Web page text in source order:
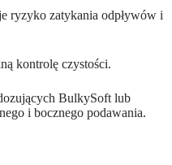
ryzyko zatykania odpływów i
kontrolę czystości.
BulkySoft lub
i bocznego podawania.